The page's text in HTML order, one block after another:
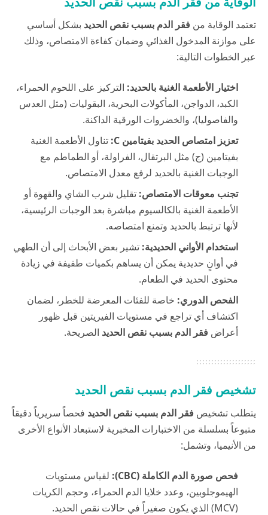
تعتمد الوقاية من فقر الدم بسبب نقص الحديد بشكل أساسي
على موازنة المدخول الغذائي وضمان كفاءة الامتصاص، وذلك
عبر الخطوات التالية:
اختيار الأطعمة الغنية بالحديد: التركيز على اللحوم الحمراء،
الكبد، الدواجن، المأكولات البحرية، البقوليات (مثل العدس
والفاصوليا)، والخضروات الورقية الداكنة.
تعزيز امتصاص الحديد بفيتامين C:
تناول الأطعمة الغنية
بفيتامين (ج) مثل البرتقال، الفراولة، أو الطماطم مع
الوجبات الغنية بالحديد لرفع معدل الامتصاص.
تجنب معوقات الامتصاص: تقليل شرب الشاي والقهوة أو
الأطعمة الغنية بالكالسيوم مباشرة بعد الوجبات الرئيسية،
لأنها ترتبط بالحديد وتمنع امتصاصه.
استخدام الأواني الحديدية: تشير بعض الأبحاث إلى أن الطهي
في أوانٍ حديدية يمكن أن يساهم بكميات طفيفة في زيادة
محتوى الحديد في الطعام.
الفحص الدوري: خاصة للفئات المعرضة للخطر، لضمان
اكتشاف أي تراجع في مستويات الفيريتين قبل ظهور
أعراض فقر الدم بسبب نقص الحديد الصريحة.
تشخيص فقر الدم بسبب نقص الحديد
يتطلب تشخيص فقر الدم بسبب نقص الحديد فحصاً سريرياً دقيقاً
متبوعاً بسلسلة من الاختبارات المخبرية لاستبعاد الأنواع الأخرى
من الأنيميا، وتشمل:
فحص صورة الدم الكاملة (CBC):
لقياس مستويات
الهيموجلوبين، وعدد خلايا الدم الحمراء، وحجم الكريات
(MCV) الذي يكون صغيراً في حالات نقص الحديد.